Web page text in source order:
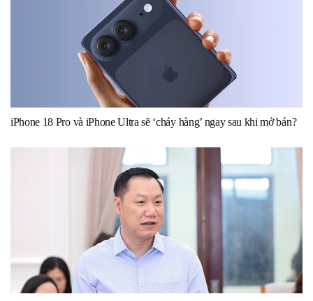
iPhone 18 Pro và iPhone Ultra sẽ ‘cháy hàng’ ngay sau khi mở bán?